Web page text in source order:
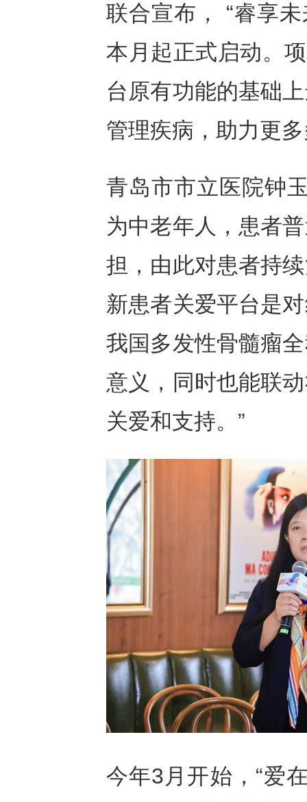
联合宣布， “睿享
本月起正式启动。
台原有功能的基础
管理疾病，助力更
青岛市市立医院钟
为中老年人，患者
担，由此对患者持
新患者关爱平台是
我国多发性骨髓瘤
意义，同时也能联
关爱和支持。”
今年3月开始，“爱